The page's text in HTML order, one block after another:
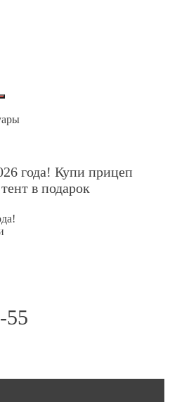
года! Купи прицеп
в подарок
55